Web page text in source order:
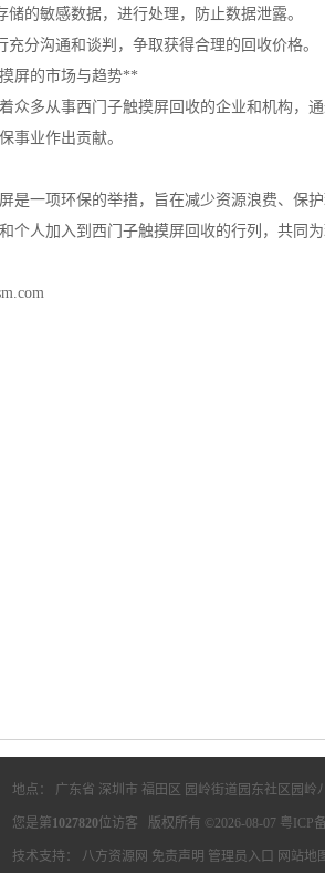
储的敏感数据，进行处理，防止数据泄露。
充分沟通和谈判，争取获得合理的回收价格。
屏的市场与趋势**
众多从事西门子触摸屏回收的企业和机构，
事业作出贡献。
是一项环保的举措，旨在减少资源浪费、保
个人加入到西门子触摸屏回收的行列，共同
地点： 广东省 深圳市 福田区 园岭街道园东社区园岭
您是第1027820位访客 版权所有 ©2026-08-07 粤ICP
技术支持： 八方资源网 免责声明 管理员入口 网站地